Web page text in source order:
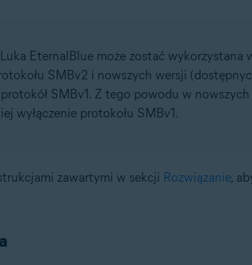
Luka EternalBlue może zostać wykorzystana
SMBv2 i nowszych wersji
protokół SMBv1. Z tego powodu w
wyłączenie protokołu SMBv1.
zawartymi w sekcji Rozwiązanie,